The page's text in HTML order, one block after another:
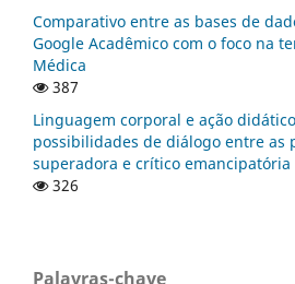
Comparativo entre as bases de
Google Acadêmico com o foco na
Médica
387
Linguagem corporal e ação
possibilidades de diálogo entre as
superadora e crítico emancipatória
326
Palavras-chave